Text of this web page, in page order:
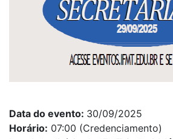
Data do evento: 30/09/2025
Horário: 07:00 (Credenciamento)